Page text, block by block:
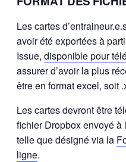
Les cartes
avoir été exportées à
Issue, disponible pour
assurer d’avoir la plus
être en format excel, soit
Les cartes devront être
fichier Dropbox envoyé
telle que désigné via la
ligne.